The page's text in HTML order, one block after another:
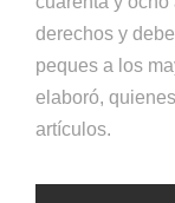
derechos y
peques a los
elaboró,
artículos.